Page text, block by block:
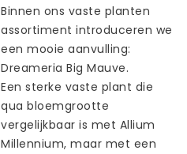
Binnen ons vaste planten
assortiment introduceren we
een mooie aanvulling:
Dreameria Big Mauve.
Eensterke vaste plant die
quabloemgrootte
vergelijkbaar is met Allium
Millennium, maar met een